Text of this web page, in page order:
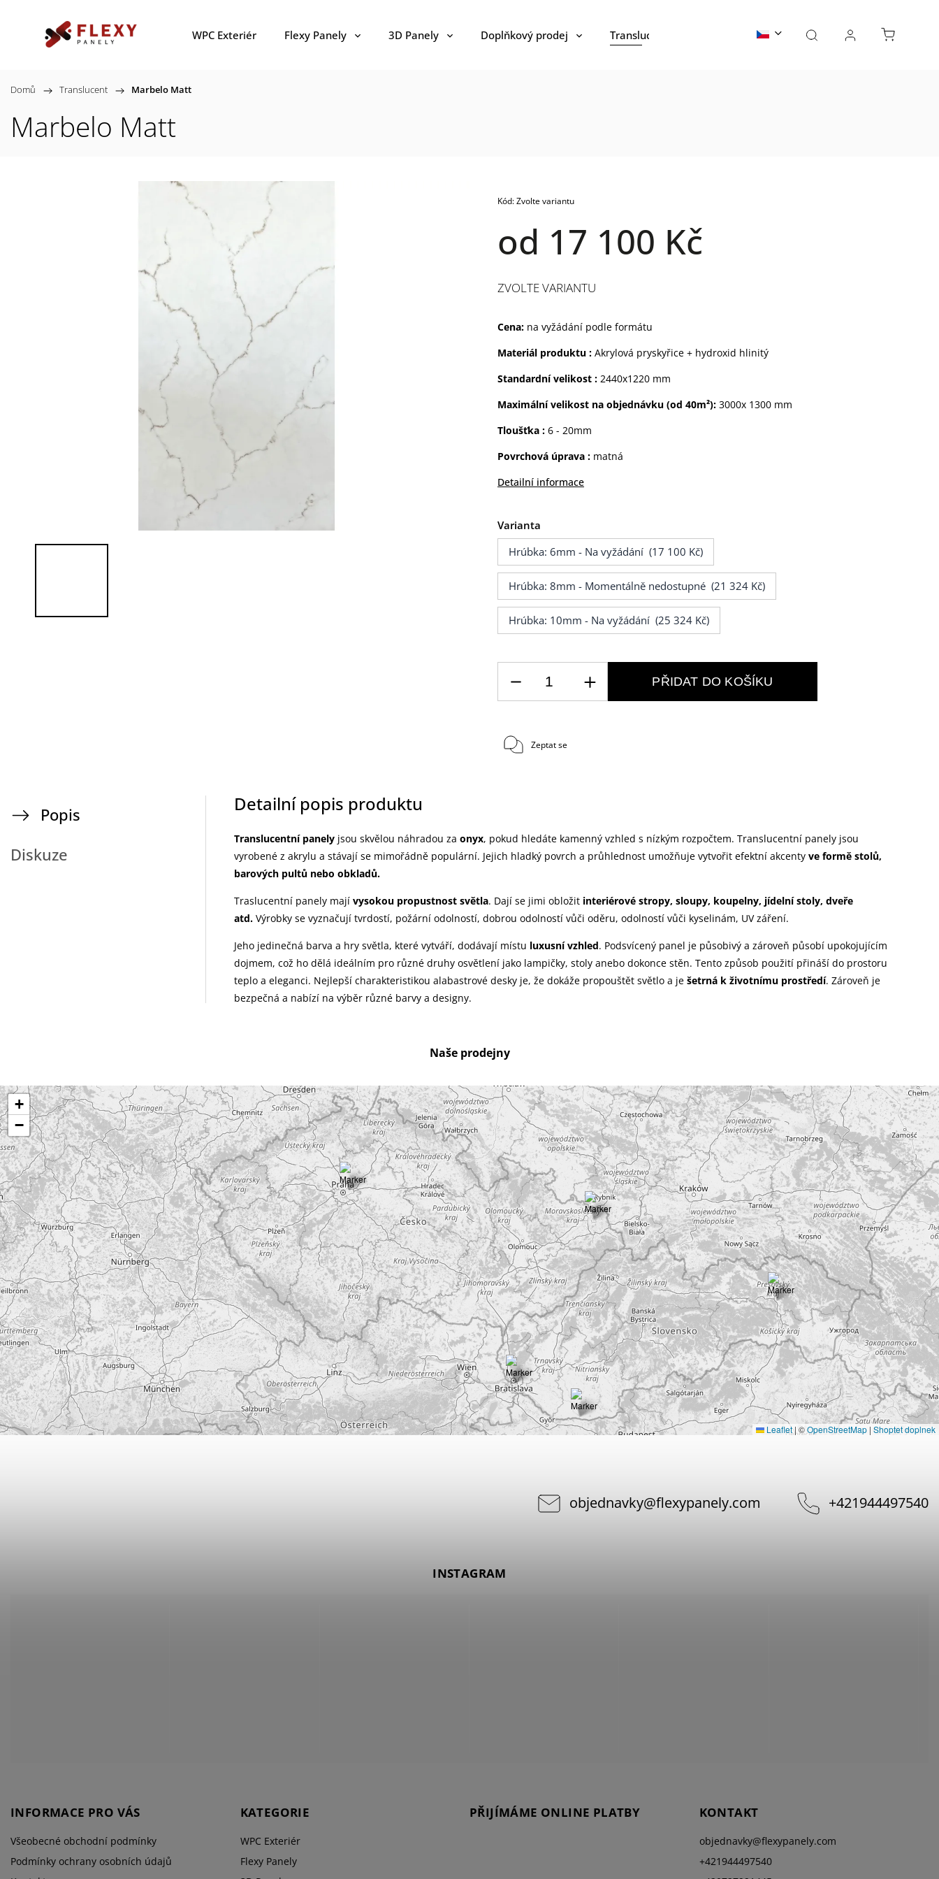
WPC Exteriér Flexy Panely 3D Panely Doplňkový prodej Translucent Water Ripple Oceľ Kontakty
Domů / Translucent / Marbelo Matt
Marbelo Matt
od 17 100 Kč
Kód:Zvolte variantu
Cena: na vyžádání podle formátu
Materiál produktu : Akrylová pryskyřice + hydroxid hlinitý
Standardní velikost : 2440x1220 mm
Maximální velikost na objednávku (od 40m²): 3000x 1300 mm
Tloušťka : 6 - 20mm
Povrchová úprava : matná
Detailní informace
Varianta
Hrúbka: 6mm - Na vyžádání (17 100 Kč)
Hrúbka: 8mm - Momentálně nedostupné (21 324 Kč)
Hrúbka: 10mm - Na vyžádání (25 324 Kč)
ZVOLTE VARIANTU
PŘIDAT DO KOŠÍKU
Zeptat se
Popis
Diskuze
Detailní popis produktu
Translucentní panely jsou skvělou náhradou za onyx, pokud hledáte kamenný vzhled s nízkým rozpočtem. Translucentní panely jsou
vyrobené z akrylu a stávají se mimořádně populární. Jejich hladký povrch a průhlednost umožňuje vytvořit efektní akcenty ve formě stolů,
barových pultů nebo obkladů.
Traslucentní panely mají vysokou propustnost světla. Dají se jimi obložit interiérové stropy, sloupy, koupelny, jídelní stoly, dveře
atd. Výrobky se vyznačují tvrdostí, požární odolností, dobrou odolností vůči oděru, odolností vůči kyselinám, UV záření.
Jeho jedinečná barva a hry světla, které vytváří, dodávají místu luxusní vzhled. Podsvícený panel je působivý a zároveň působí upokojujícím
dojmem, což ho dělá ideálním pro různé druhy osvětlení jako lampičky, stoly anebo dokonce stěn. Tento způsob použití přináší do prostoru
teplo a eleganci. Nejlepší charakteristikou alabastrové desky je, že dokáže propouštět světlo a je šetrná k životnímu prostředí. Zároveň je
bezpečná a nabízí na výběr různé barvy a designy.
Naše prodejny
+
−
Leaflet | ©OpenStreetMap | Shoptet doplnek
objednavky@flexypanely.com +421944497540
INFORMACE PRO VÁS
Všeobecné obchodní podmínky
Podmínky ochrany osobních údajů
KATEGORIE
WPC Exteriér
Flexy Panely
INSTAGRAM
PŘIJÍMÁME ONLINE PLATBY KONTAKT
objednavky@flexypanely.com
+421944497540